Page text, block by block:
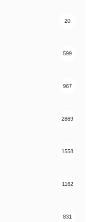
20
599
967
2869
1558
1162
831